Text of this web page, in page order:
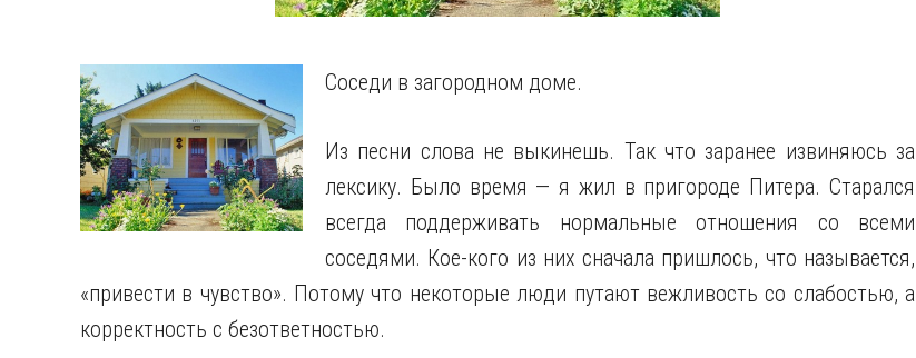
Соседи в загородном доме.
Из песни слова не выкинешь. Так что заранее извиняюсь за
лексику. Было время — я жил в пригороде Питера. Старался
всегда поддерживать нормальные отношения со всеми
соседями. Кое-кого из них сначала пришлось, что называется,
«привести в чувство». Потому что некоторые люди путают вежливость со слабостью, а
корректность с безответностью.